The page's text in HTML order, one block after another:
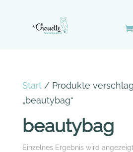
Start/ Produkte
„beautybag“
beautybag
Einzelnes Ergebnis wird angezeigt